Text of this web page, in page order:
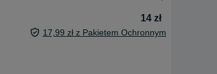
14 zł
17,99 zł z Pakietem Ochronnym